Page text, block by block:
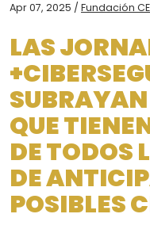
Apr 07, 2025 / Fundación
LAS
QUE
DE TODOS
DE
POSIBLES